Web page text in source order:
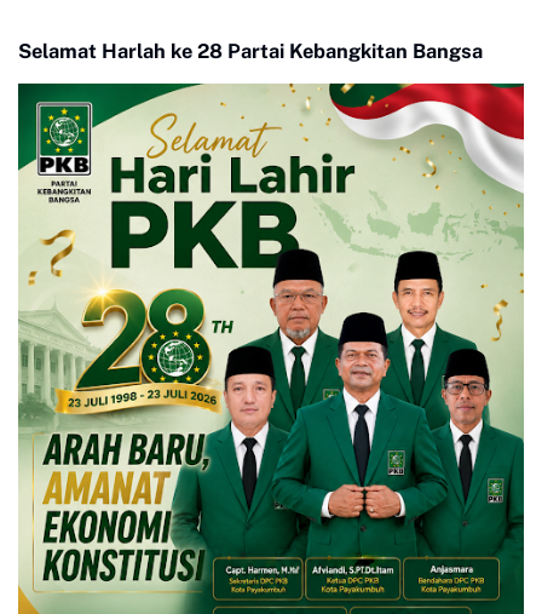
Kasok
Selamat Harlah ke 28 Partai Kebangkitan Bangsa